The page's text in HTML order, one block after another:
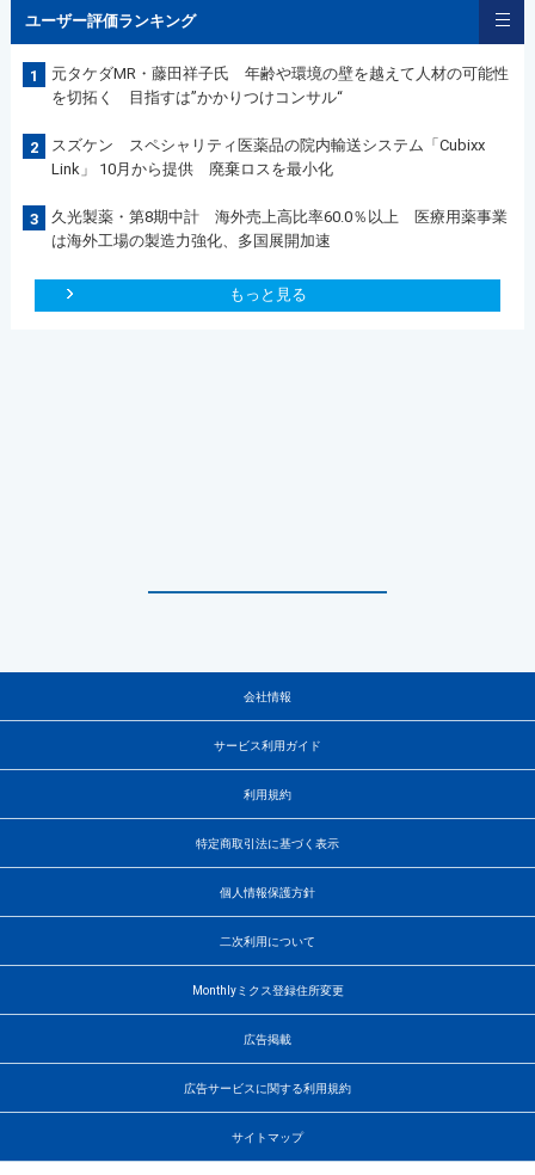
ユーザー評価ランキング
1
元タケダMR・藤田祥子氏 年齢や環境の壁を越えて人材の可能性
を切拓く 目指すは”かかりつけコンサル“
2
スズケン スペシャリティ医薬品の院内輸送システム「Cubixx
Link」 10月から提供 廃棄ロスを最小化
3
久光製薬・第8期中計 海外売上高比率60.0％以上 医療用薬事業
は海外工場の製造力強化、多国展開加速
もっと見る
会社情報
サービス利用ガイド
利用規約
特定商取引法に基づく表示
個人情報保護方針
二次利用について
Monthlyミクス登録住所変更
広告掲載
広告サービスに関する利用規約
サイトマップ